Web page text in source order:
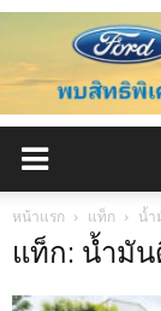
หน้าแรก แท็ก น้ำ
แท็ก: น้ำมัน